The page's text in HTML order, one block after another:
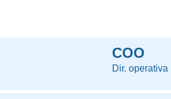
COO
Dir. operativa